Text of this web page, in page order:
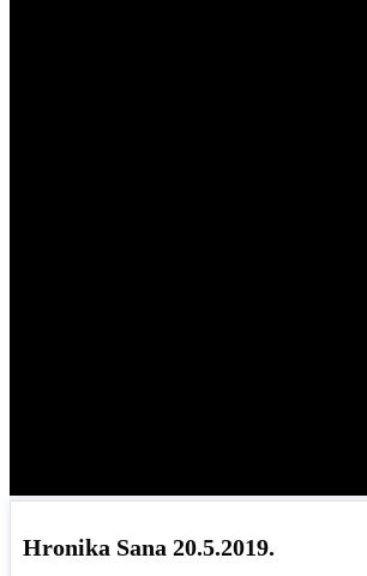
Hronika Sana 20.5.2019.